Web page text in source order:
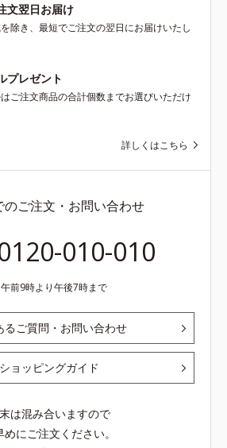
る*5 乾
植物性保
ルタ
ルジメチ
文翌日お届け
除き、最短でご注文の翌日にお届けいたし
プレゼント
ご注文商品の合計個数までお選びいただけ
詳しくはこちら
のご注文・お問い合わせ
010-010
午前9時より午後7時まで
るご質問・お問い合わせ
ショッピングガイド
は混み合いますので
めにご注文ください。